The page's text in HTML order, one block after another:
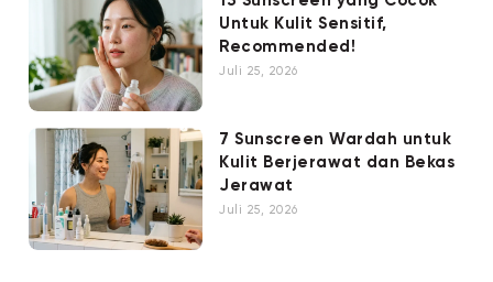
Untuk Kulit Sensitif,
Recommended!
Juli 25, 2026
7 Sunscreen Wardah untuk
Kulit Berjerawat dan Bekas
Jerawat
Juli 25, 2026